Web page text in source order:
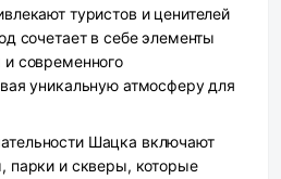
туристов и ценителей
сочетает в себе элементы
и современного
уникальную атмосферу для
Шацка включают
парки и скверы, которые